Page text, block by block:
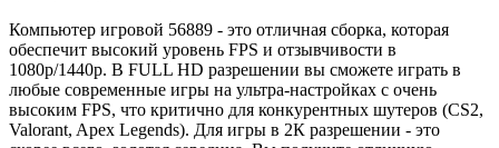
Компьютер игровой 56889 - это отличная сборка, которая
обеспечит высокий уровень FPS и отзывчивости в
1080р/1440р. В FULL HD разрешении вы сможете играть в
любые современные игры на ультра-настройках с очень
высоким FPS, что критично для конкурентных шутеров (CS2,
Valorant, Apex Legends). Для игры в 2К разрешении - это